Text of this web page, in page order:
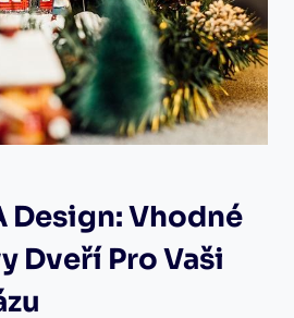
Design: Vhodné
Dveří Pro Vaši